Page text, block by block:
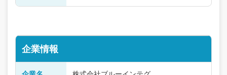
企業情報